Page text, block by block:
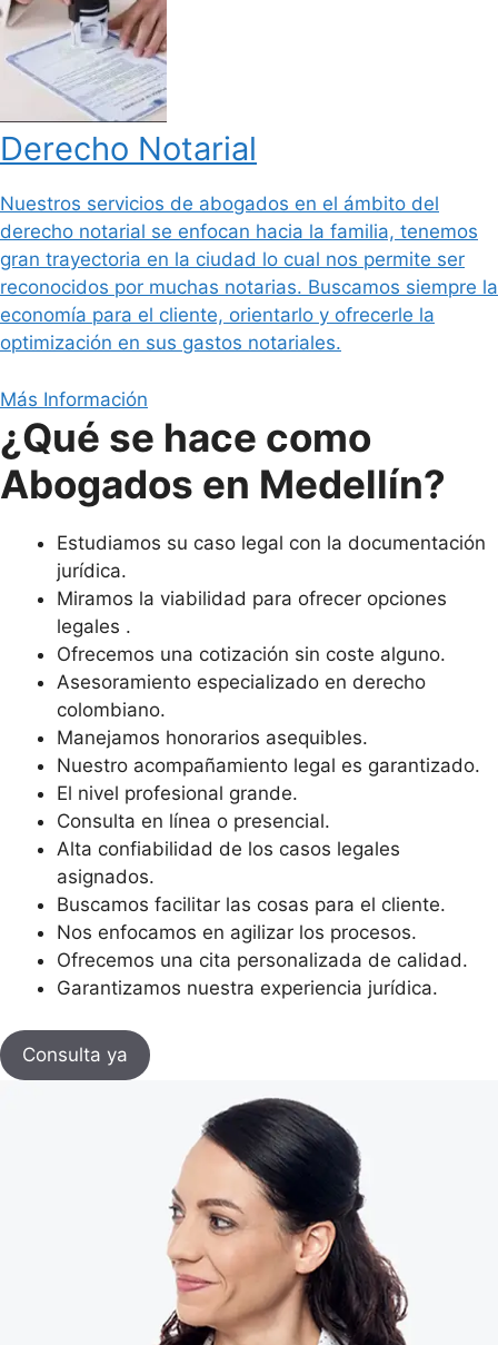
Derecho Notarial
Nuestros servicios de abogados en el ámbito del
derecho notarial se enfocan hacia la familia, tenemos
gran trayectoria en la ciudad lo cual nos permite ser
reconocidos por muchas notarias. Buscamos siempre la
economía para el cliente, orientarlo y ofrecerle la
optimización en sus gastos notariales.
Más Información
¿Qué se hace como
Abogados en Medellín?
Estudiamos su caso legal con la documentación
jurídica.
Miramos la viabilidad para ofrecer opciones
legales .
Ofrecemos una cotización sin coste alguno.
Asesoramiento especializado en derecho
colombiano.
Manejamos honorarios asequibles.
Nuestro acompañamiento legal es garantizado.
El nivel profesional grande.
Consulta en línea o presencial.
Alta confiabilidad de los casos legales
asignados.
Buscamos facilitar las cosas para el cliente.
Nos enfocamos en agilizar los procesos.
Ofrecemos una cita personalizada de calidad.
Garantizamos nuestra experiencia jurídica.
Consulta ya